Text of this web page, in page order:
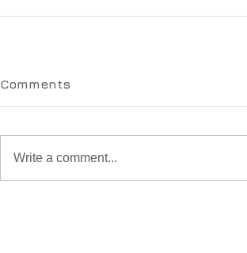
Comments
Write a comment...